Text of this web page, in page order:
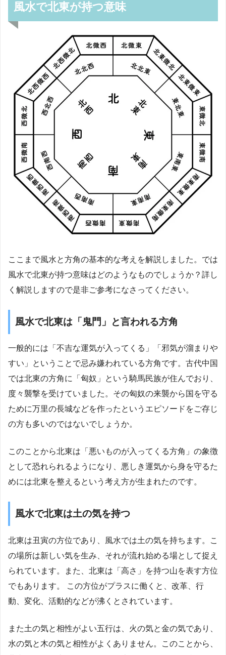
風水で北東が持つ意味
ここまで風水と方角の基本的な考えを解説しました。では
風水で北東が持つ意味はどのようなものでしょうか？詳し
く解説しますので是非ご参考になさってください。
風水で北東は「鬼門」と言われる方角
一般的には「不吉な運気が入ってくる」「邪気が溜まりや
すい」ということで忌み嫌われている方角です。古代中国
では北東の方角に「匈奴」という騎馬民族が住んでおり、
度々襲撃を受けていました。その匈奴の来襲から国を守る
ために万里の長城などを作ったというエピソードをご存じ
の方も多いのではないでしょうか。
このことから北東は「悪いものが入ってくる方角」の象徴
として恐れられるようになり、悪しき運気から身を守るた
めには北東を整えるという考え方が生まれたのです。
風水で北東は土の気を持つ
北東は丑寅の方位であり、風水では土の気を持ちます。こ
の場所は新しい気を生み、それが流れ始める場として捉え
られています。また、北東は「高さ」を持つ山を表す方位
でもあります。 この方位がプラスに働くと、改革、行
動、変化、活動的などが沸くとされています。
また土の気と相性がよい五行は、火の気と金の気であり、
水の気と木の気と相性がよくありません。このことから、